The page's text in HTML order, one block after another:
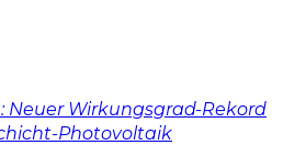
Neuer Wirkungsgrad-Rekord
Photovoltaik